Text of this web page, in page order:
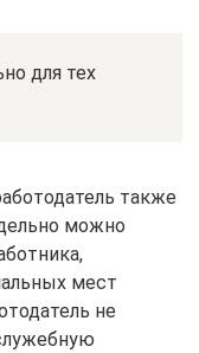
для тех
также
можно
мест
не